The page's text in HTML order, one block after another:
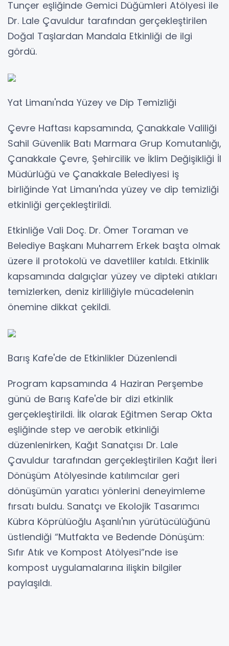
Tunçer eşliğinde Gemici Düğümleri Atölyesi ile
Dr. Lale Çavuldur tarafından gerçekleştirilen
Doğal Taşlardan Mandala Etkinliği de ilgi
gördü.
Yat Limanı'nda Yüzey ve Dip Temizliği
Çevre Haftası kapsamında, Çanakkale Valiliği
Sahil Güvenlik Batı Marmara Grup Komutanlığı,
Çanakkale Çevre, Şehircilik ve İklim Değişikliği İl
Müdürlüğü ve Çanakkale Belediyesi iş
birliğinde Yat Limanı'nda yüzey ve dip temizliği
etkinliği gerçekleştirildi.
Etkinliğe Vali Doç. Dr. Ömer Toraman ve
Belediye Başkanı Muharrem Erkek başta olmak
üzere il protokolü ve davetliler katıldı. Etkinlik
kapsamında dalgıçlar yüzey ve dipteki atıkları
temizlerken, deniz kirliliğiyle mücadelenin
önemine dikkat çekildi.
Barış Kafe'de de Etkinlikler Düzenlendi
Program kapsamında 4 Haziran Perşembe
günü de Barış Kafe'de bir dizi etkinlik
gerçekleştirildi. İlk olarak Eğitmen Serap Okta
eşliğinde step ve aerobik etkinliği
düzenlenirken, Kağıt Sanatçısı Dr. Lale
Çavuldur tarafından gerçekleştirilen Kağıt İleri
Dönüşüm Atölyesinde katılımcılar geri
dönüşümün yaratıcı yönlerini deneyimleme
fırsatı buldu. Sanatçı ve Ekolojik Tasarımcı
Kübra Köprülüoğlu Aşanlı'nın yürütücülüğünü
üstlendiği “Mutfakta ve Bedende Dönüşüm:
Sıfır Atık ve Kompost Atölyesi”nde ise
kompost uygulamalarına ilişkin bilgiler
paylaşıldı.